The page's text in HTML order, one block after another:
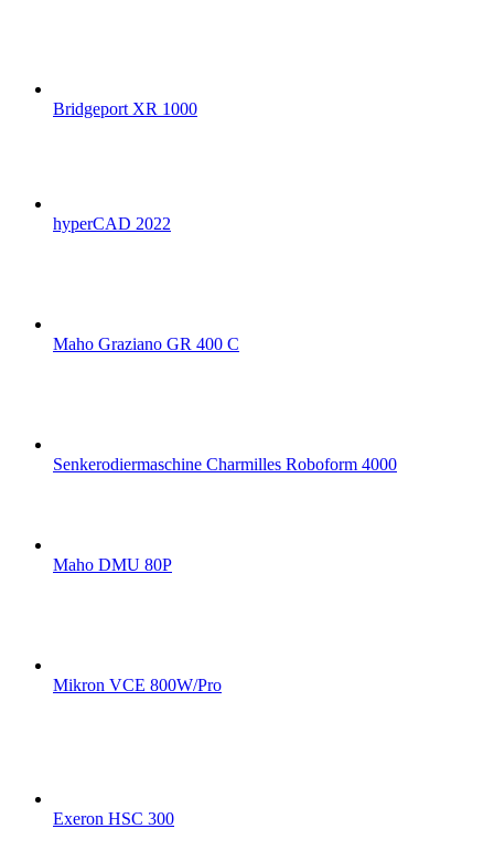
Bridgeport XR 1000
hyperCAD 2022
Maho Graziano GR 400 C
Senkerodiermaschine Charmilles Roboform 4000
Maho DMU 80P
Mikron VCE 800W/Pro
Exeron HSC 300